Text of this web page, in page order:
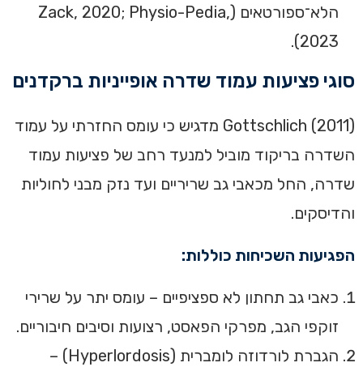
הלא־ספורטאים (Zack, 2020; Physio-Pedia,
2023).
סוגי פציעות עמוד שדרה אופייניות ברקדנים
Gottschlich (2011) מדגיש כי עומס החזרתי על עמוד
השדרה בריקוד מוביל למנעד רחב של פציעות עמוד
שדרה, החל מכאבי גב שריריים ועד נזק מבני לחוליות
והדיסקים.
הפגיעות השכיחות כוללות:
כאבי גב תחתון לא ספציפיים – עומס יתר על שרירי
זוקפי הגב, מפרקי הפאסט, רצועות וסיבים חיבוריים.
הגברת לורדוזה לומברית (Hyperlordosis) –